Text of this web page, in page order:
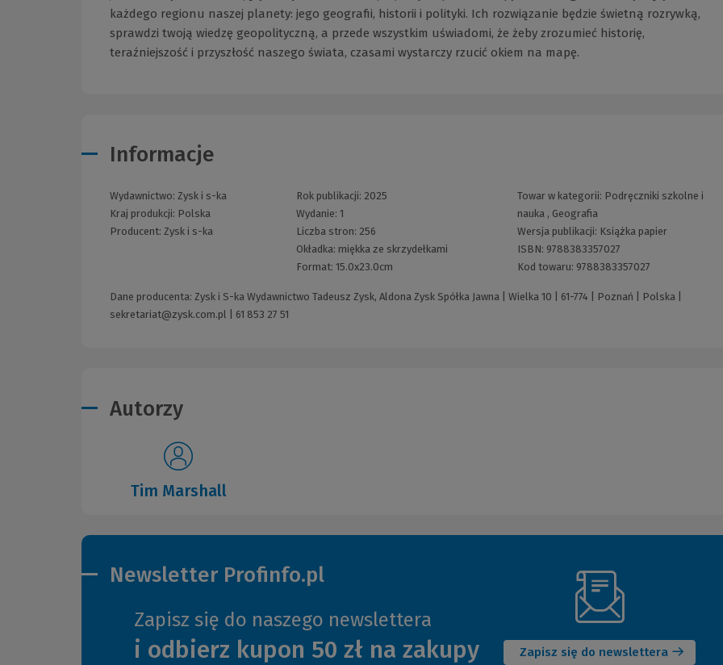
każdego regionu naszej planety: jego geografii, historii i polityki. Ich rozwiązanie będzie świetną rozrywką,
sprawdzi twoją wiedzę geopolityczną, a przede wszystkim uświadomi, że żeby zrozumieć historię,
teraźniejszość i przyszłość naszego świata, czasami wystarczy rzucić okiem na mapę.
Informacje
Wydawnictwo: Zysk i s-ka
Kraj produkcji: Polska
Producent: Zysk i s-ka
Rok publikacji: 2025
Wydanie: 1
Liczba stron: 256
Okładka: miękka ze skrzydełkami
Format: 15.0x23.0cm
Towar w kategorii: Podręczniki szkolne i
nauka, Geografia
Wersja publikacji: Książka papier
ISBN: 9788383357027
Kod towaru: 9788383357027
Dane producenta: Zysk i S-ka Wydawnictwo Tadeusz Zysk, Aldona Zysk Spółka Jawna | Wielka 10 | 61-774 | Poznań | Polska |
sekretariat@zysk.com.pl
61 853 27 51
Autorzy
Tim Marshall
Newsletter Profinfo.pl
Zapisz się do naszego newslettera
i odbierz kupon 50 zł na zakupy Zapisz się do newslettera
okno)